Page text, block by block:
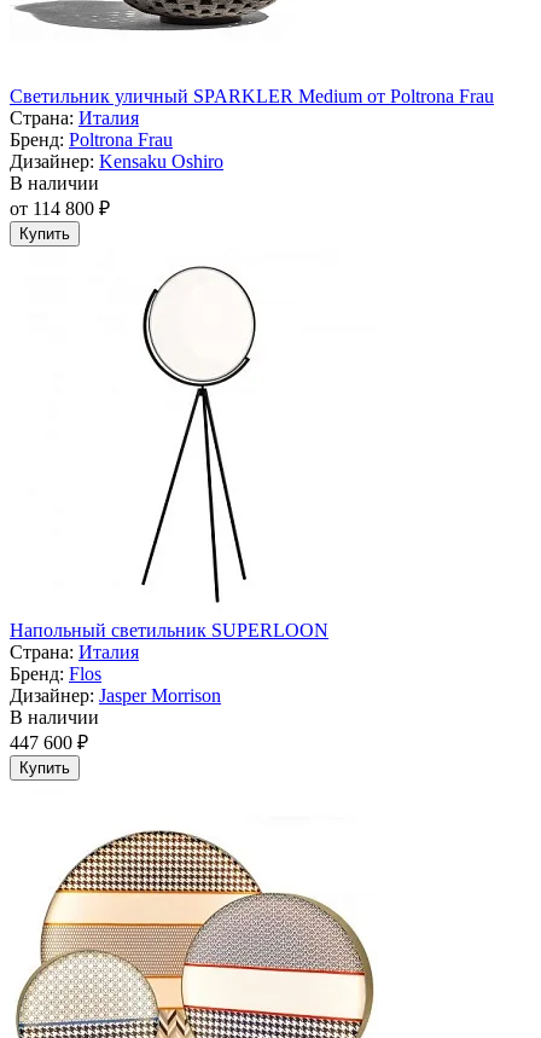
Светильник уличный SPARKLER Medium от Poltrona Frau
Страна: Италия
Бренд: Poltrona Frau
Дизайнер: Kensaku Oshiro
В наличии
от 114 800 ₽
Купить
Напольный светильник SUPERLOON
Страна: Италия
Бренд: Flos
Дизайнер: Jasper Morrison
В наличии
447 600 ₽
Купить